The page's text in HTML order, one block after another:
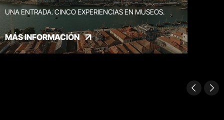
UNA ENTRADA. CINCO EXPERIENCIAS EN MUSEOS.
MÁS INFORMACIÓN